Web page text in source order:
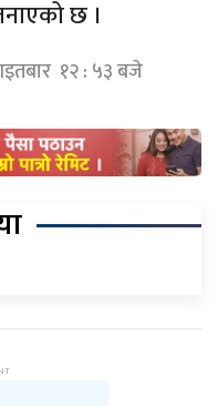
छ ।
१२ : ५३ बजे